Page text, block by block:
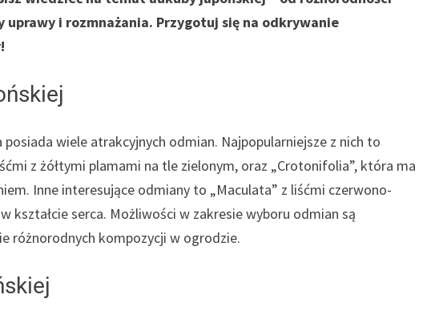
uprawy i rozmnażania. Przygotuj się na odkrywanie
wiele atrakcyjnych odmian. Najpopularniejsze z nich to
z żółtymi plamami na tle zielonym, oraz „Crotonifolia”, która ma
Inne interesujące odmiany to „Maculata” z liśćmi czerwono-
kształcie serca. Możliwości w zakresie wyboru odmian są
różnorodnych kompozycji w ogrodzie.